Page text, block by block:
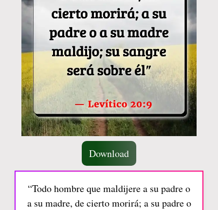
Download
“Todo hombre que maldijere a su padre o
a su madre, de cierto morirá; a su padre o